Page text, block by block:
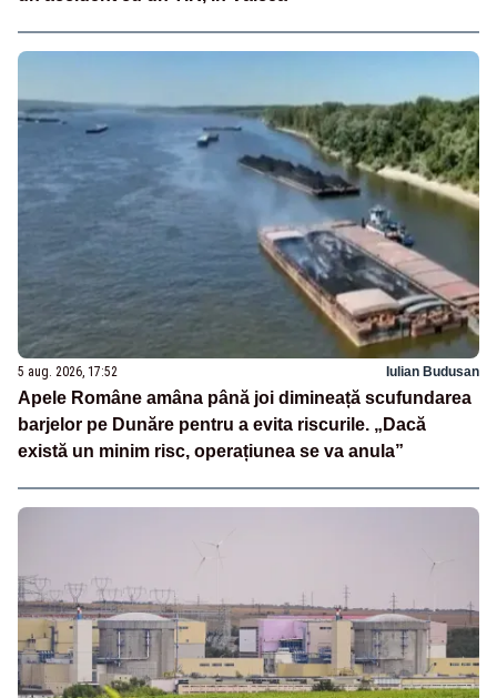
5 aug. 2026, 17:52 Iulian Budusan
Apele Române amâna până joi dimineață scufundarea
barjelor pe Dunăre pentru a evita riscurile. „Dacă
există un minim risc, operațiunea se va anula”